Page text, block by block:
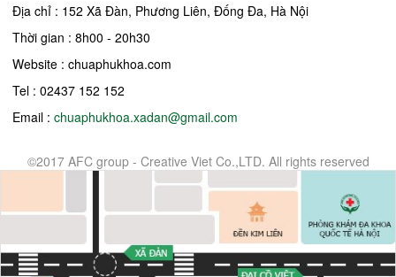
Địa chỉ : 152 Xã Đàn, Phương Liên, Đống Đa, Hà Nội
Thời gian : 8h00 - 20h30
Website : chuaphukhoa.com
Tel : 02437 152 152
Email : chuaphukhoa.xadan@gmail.com
©2017 AFC group - Creative Viet Co.,LTD. All rights reserved